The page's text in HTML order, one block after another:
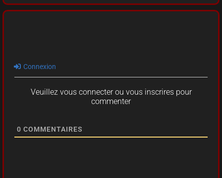
Connexion
Veuillez vous connecter ou vous inscrires pour
commenter
0 COMMENTAIRES